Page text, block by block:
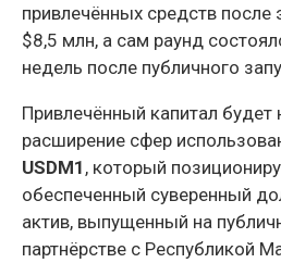
привлечённых средств после
$8,5 млн, а сам раунд
недель после публичного
Привлечённый капитал будет
расширение сфер
USDM1 , который
обеспеченный суверенный
актив, выпущенный на
партнёрстве с Республикой